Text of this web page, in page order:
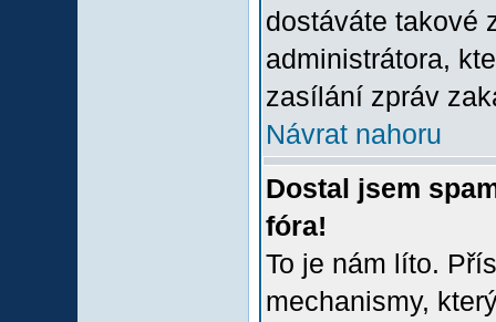
dostáváte takové
administrátora,
zasílání zpráv
Návrat nahoru
Dostal jsem
fóra!
To je nám líto.
mechanismy,